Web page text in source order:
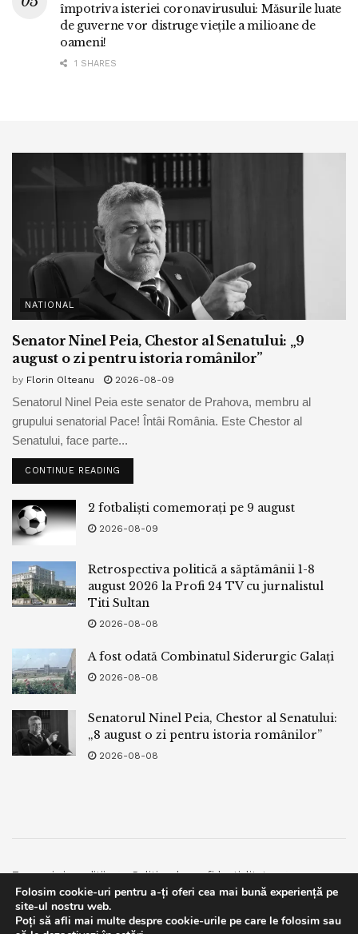
împotriva isteriei coronavirusului: Măsurile luate
de guverne vor distruge viețile a milioane de
oameni!
1 SHARES
NATIONAL
Senator Ninel Peia, Chestor al Senatului: „9
august o zi pentru istoria românilor”
by Florin Olteanu 2026-08-09
Senatorul Ninel Peia este senator de Prahova, membru al
grupului senatorial Pace! Întâi România. Este Chestor al
Senatului, face parte...
CONTINUE READING
2 fotbaliști comemorați pe 9 august
2026-08-09
Retrospectiva politică a săptămânii 1-8
august 2026 la Profi 24 TV cu jurnalistul
Titi Sultan
2026-08-08
A fost odată Combinatul Siderurgic Galați
2026-08-08
Senatorul Ninel Peia, Chestor al Senatului:
„8 august o zi pentru istoria românilor”
2026-08-08
Termeni si conditii
Politica de confidentialitate
Facebook
Contact
© 2019bpnews- Business & Politics Newsbpnews.
Folosim cookie-uri pentru a-ți oferi cea mai bună experiență pe
site-ul nostru web.
Poți să afli mai multe despre cookie-urile pe care le folosim sau